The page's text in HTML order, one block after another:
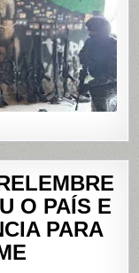
PENHA,
NO
RIO
O PAÍS E
PARA